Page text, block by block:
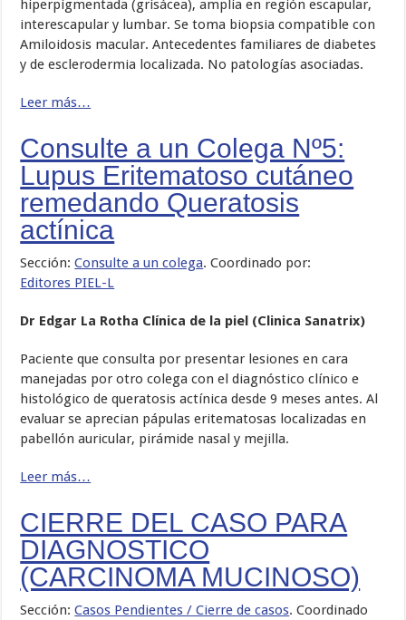
hiperpigmentada (grisácea), amplia en región escapular,
interescapular y lumbar. Se toma biopsia compatible con
Amiloidosis macular. Antecedentes familiares de diabetes
y de esclerodermia localizada. No patologías asociadas.
Leer más…
Consulte a un Colega Nº5:
Lupus Eritematoso cutáneo
remedando Queratosis
actínica
Sección:Consulte a un colega. Coordinado por:
Editores PIEL-L
Dr Edgar La Rotha Clínica de la piel (Clinica Sanatrix)
Paciente que consulta por presentar lesiones en cara
manejadas por otro colega con el diagnóstico clínico e
histológico de queratosis actínica desde 9 meses antes. Al
evaluar se aprecian pápulas eritematosas localizadas en
pabellón auricular, pirámide nasal y mejilla.
Leer más…
CIERRE DEL CASO PARA
DIAGNOSTICO
(CARCINOMA MUCINOSO)
Sección:Casos Pendientes / Cierre de casos. Coordinado